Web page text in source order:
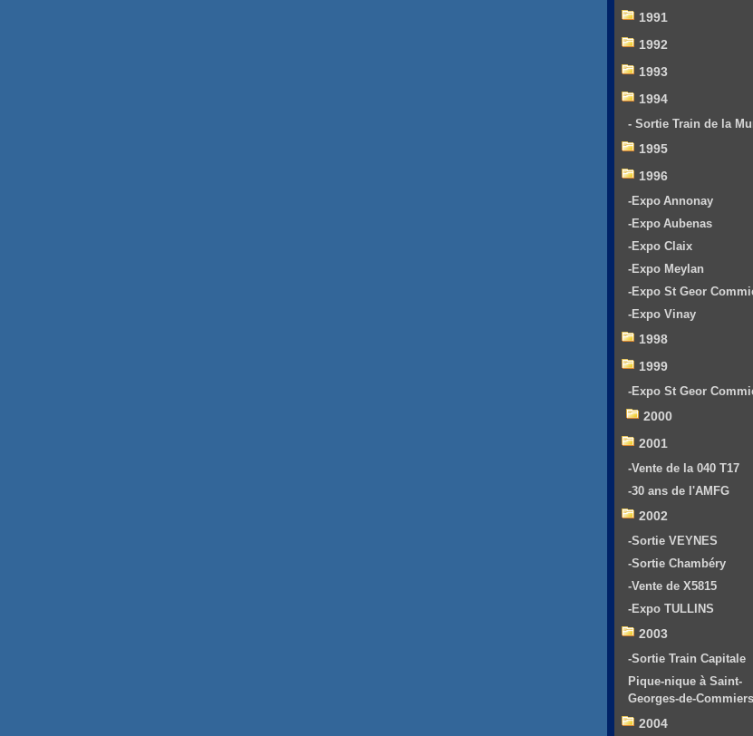
1991
1992
1993
1994
- Sortie Train de la
1995
1996
-Expo Annonay
-Expo Aubenas
-Expo Claix
-Expo Meylan
-Expo St Geor
-Expo Vinay
1998
1999
-Expo St Geor
2000
2001
-Vente de la 040 T17
-30 ans de l'AMFG
2002
-Sortie VEYNES
-Sortie Chambéry
-Vente de X5815
-Expo TULLINS
2003
-Sortie Train Capitale
Pique-nique à Saint-
Georges-de-Commiers
2004